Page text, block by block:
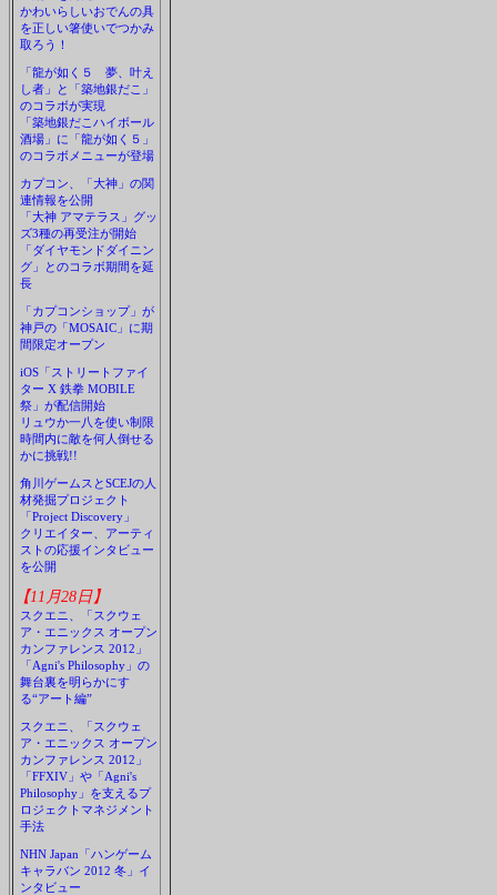
かわいらしいおでんの具
を正しい箸使いでつかみ
取ろう！
「龍が如く５ 夢、叶え
し者」と「築地銀だこ」
のコラボが実現
「築地銀だこハイボール
酒場」に「龍が如く５」
のコラボメニューが登場
カプコン、「大神」の関
連情報を公開
「大神 アマテラス」グッ
ズ3種の再受注が開始
「ダイヤモンドダイニン
グ」とのコラボ期間を延
長
「カプコンショップ」が
神戸の「MOSAIC」に期
間限定オープン
iOS「ストリートファイ
ター X 鉄拳 MOBILE
祭」が配信開始
リュウか一八を使い制限
時間内に敵を何人倒せる
かに挑戦!!
角川ゲームスとSCEJの人
材発掘プロジェクト
「Project Discovery」
クリエイター、アーティ
ストの応援インタビュー
を公開
【11月28日】
スクエニ、「スクウェ
ア・エニックス オープン
カンファレンス 2012」
「Agni's Philosophy」の
舞台裏を明らかにす
る“アート編”
スクエニ、「スクウェ
ア・エニックス オープン
カンファレンス 2012」
「FFXIV」や「Agni's
Philosophy」を支えるプ
ロジェクトマネジメント
手法
NHN Japan「ハンゲーム
キャラバン 2012 冬」イ
ンタビュー